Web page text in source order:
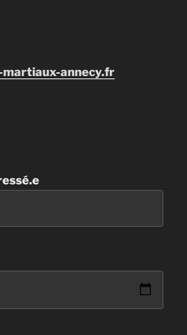
mail
annecy.fr